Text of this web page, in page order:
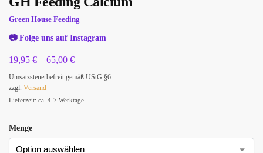
Green House Feeding
📷Folge uns auf Instagram
19,95 € – 65,00 €
Umsatzsteuerbefreit gemäß UStG §6
zzgl. Versand
Lieferzeit: ca. 4-7 Werktage
Menge